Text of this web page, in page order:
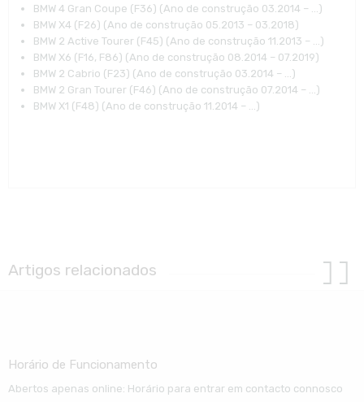
BMW 4 Gran Coupe (F36) (Ano de construção 03.2014 – …)
BMW X4 (F26) (Ano de construção 05.2013 – 03.2018)
BMW 2 Active Tourer (F45) (Ano de construção 11.2013 – …)
BMW X6 (F16, F86) (Ano de construção 08.2014 – 07.2019)
BMW 2 Cabrio (F23) (Ano de construção 03.2014 – …)
BMW 2 Gran Tourer (F46) (Ano de construção 07.2014 – …)
BMW X1 (F48) (Ano de construção 11.2014 – …)
Artigos relacionados
Horário de Funcionamento
Abertos apenas online: Horário para entrar em contacto connosco